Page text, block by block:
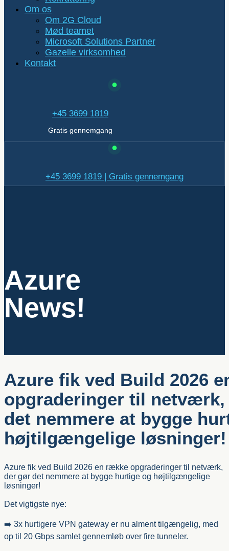
Om os
Om 2G Cloud
Mød teamet
Microsoft Solutions Partner
Gazelle virksomhed
Kontakt
+45 3699 1819
Gratis gennemgang
+45 3699 1819 | Gratis gennemgang
Azure
News!
Azure fik ved Build 2026
opgraderinger til netværk,
det nemmere at bygge
højtilgængelige løsninger!
Azure fik ved Build 2026 en række opgraderinger til netværk,
der gør det nemmere at bygge hurtige og højtilgængelige
løsninger!
Det vigtigste nye:
➡️ 3x hurtigere VPN gateway er nu alment tilgængelig, med
op til 20 Gbps samlet gennemløb over fire tunneler.